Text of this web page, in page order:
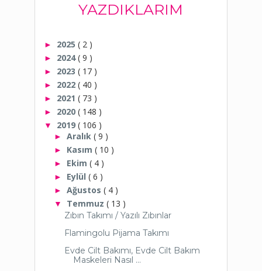
YAZDIKLARIM
► 2025 ( 2 )
► 2024( 9 )
► 2023 ( 17 )
► 2022 ( 40 )
► 2021 ( 73 )
► 2020 ( 148 )
▼ 2019 ( 106 )
► Aralık ( 9 )
► Kasım ( 10 )
► Ekim ( 4 )
► Eylül ( 6 )
► Ağustos ( 4 )
▼ Temmuz ( 13 )
Zıbın Takımı / Yazılı Zıbınlar
Flamingolu Pijama Takımı
Evde Cilt Bakımı, Evde Cilt Bakım
Maskeleri Nasıl ...